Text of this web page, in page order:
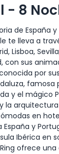
- 8
de España
te lleva a
Lisboa,
con sus
por
y el mágico
la
en
y
Ibérica en
ofrece